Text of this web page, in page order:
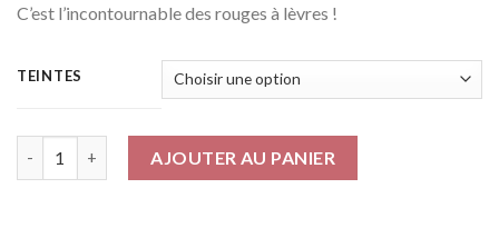
C’est l’incontournable des rouges à lèvres !
TEINTES
AJOUTER AU PANIER